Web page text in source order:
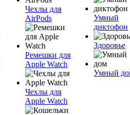
Чехлы для
AirPods
Ремешки для
Apple Watch
Чехлы для
Apple Watch
Умный
диктофон
Здоровье
Умный